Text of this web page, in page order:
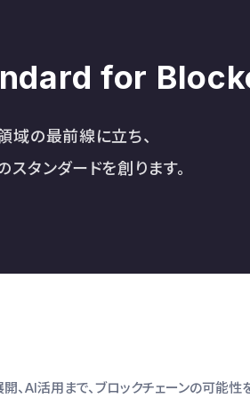
for
の最前線に立ち、
タンダードを創ります。
、AI活用まで、ブロックチェーンの可能性